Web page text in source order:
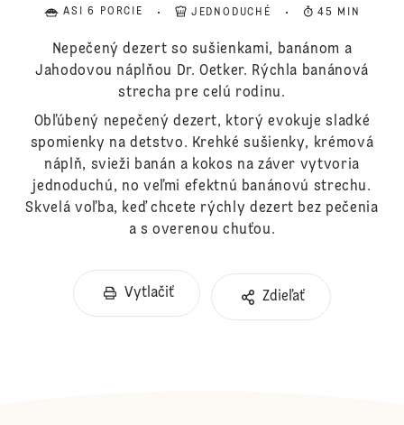
ASI 6 PORCIE JEDNODUCHÉ 45 MIN
Nepečený dezert so sušienkami, banánom a
Jahodovou náplňou Dr. Oetker. Rýchla banánová
strecha pre celú rodinu.
Obľúbený nepečený dezert, ktorý evokuje sladké
spomienky na detstvo. Krehké sušienky, krémová
náplň, svieži banán a kokos na záver vytvoria
jednoduchú, no veľmi efektnú banánovú strechu.
Skvelá voľba, keď chcete rýchly dezert bez pečenia
a s overenou chuťou.
Vytlačiť Zdieľať